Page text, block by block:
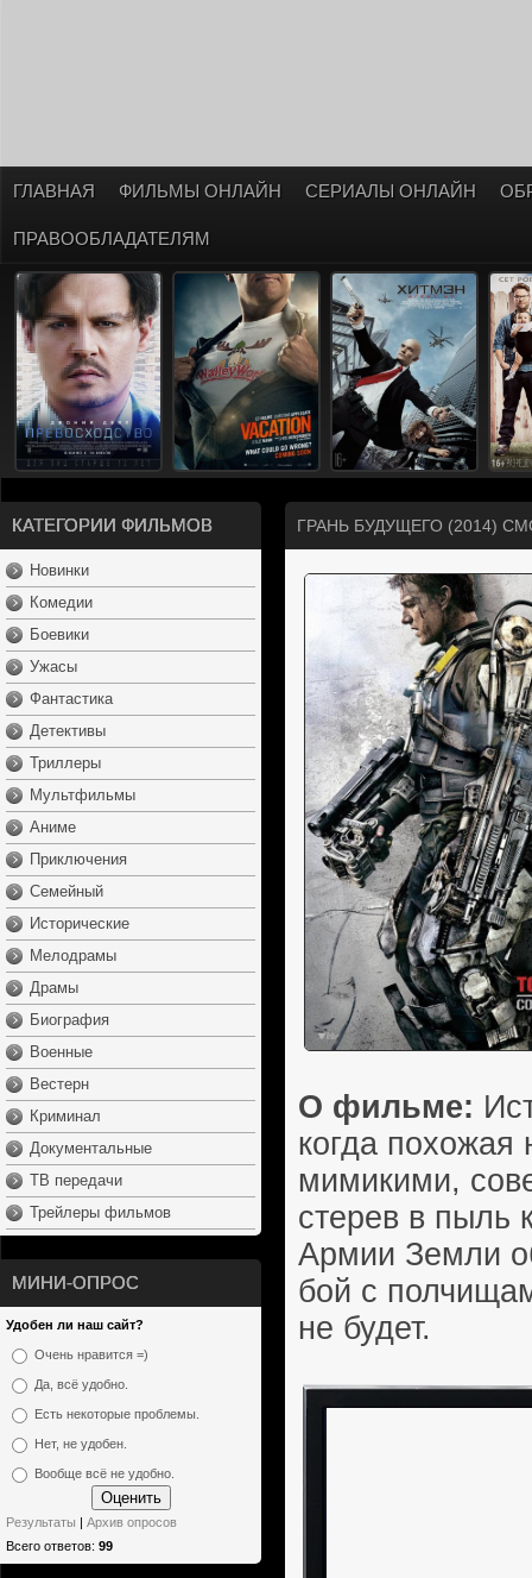
ГЛАВНАЯ ФИЛЬМЫ ОНЛАЙН СЕРИАЛЫ ОНЛАЙН
ПРАВООБЛАДАТЕЛЯМ
КАТЕГОРИИ ФИЛЬМОВ
Новинки
Комедии
Боевики
Ужасы
Фантастика
Детективы
Триллеры
Мультфильмы
Аниме
Приключения
Семейный
Исторические
Мелодрамы
Драмы
Биография
Военные
Вестерн
Криминал
Документальные
ТВ передачи
Трейлеры фильмов
МИНИ-ОПРОС
Удобен ли наш сайт?
Очень нравится =)
Да, всё удобно.
Есть некоторые проблемы.
Нет, не удобен.
Вообще всё не удобно.
Результаты
Архив опросов
Всего ответов: 99
ГРАНЬ БУДУЩЕГО (2014)
О фильме:
когда похожая
мимикими,
стерев в пыль
Армии Земли
бой с
не будет.